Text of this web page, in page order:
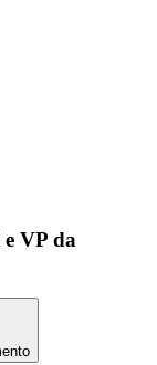
VP da